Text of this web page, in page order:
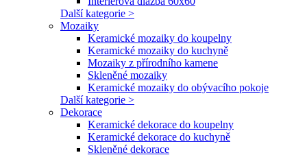
Další kategorie >
Mozaiky
Keramické mozaiky do koupelny
Keramické mozaiky do kuchyně
Mozaiky z přírodního kamene
Skleněné mozaiky
Keramické mozaiky do obývacího pokoje
Další kategorie >
Dekorace
Keramické dekorace do koupelny
Keramické dekorace do kuchyně
Skleněné dekorace